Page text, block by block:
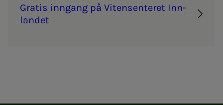
Gra­­­tis inn­­­­­gang på Vi­­­ten­­­sen­­­te­ret Inn­­­
lan­­­det